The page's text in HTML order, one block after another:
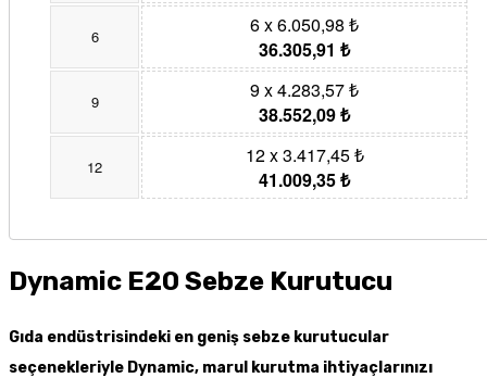
6
6 x 6.050,98 ₺
36.305,91 ₺
9
9 x 4.283,57 ₺
38.552,09 ₺
12
12 x 3.417,45 ₺
41.009,35 ₺
Dynamic E20 Sebze Kurutucu
Gıda endüstrisindeki en geniş sebze kurutucular
seçenekleriyle Dynamic, marul kurutma ihtiyaçlarınızı